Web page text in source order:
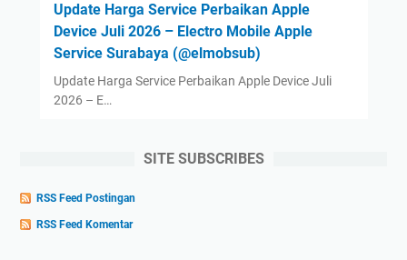
Update Harga Service Perbaikan Apple
Device Juli 2026 – Electro Mobile Apple
Service Surabaya (@elmobsub)
Update Harga Service Perbaikan Apple Device Juli
2026 – E…
SITE SUBSCRIBES
RSS Feed Postingan
RSS Feed Komentar